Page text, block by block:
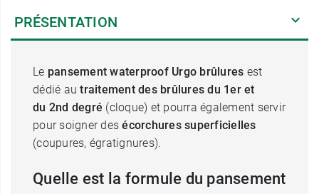
PRÉSENTATION
Le pansement waterproof Urgo brûlures est
dédié au traitement des brûlures du 1er et
du 2nd degré (cloque) et pourra également servir
pour soigner desécorchures superficielles
(coupures, égratignures).
Quelle est la formule du pansement